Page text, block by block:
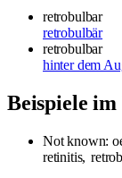
retrobulbar
retrobulbär
retrobulbar
hinter dem
Beispiele
Not known:
retinitis,